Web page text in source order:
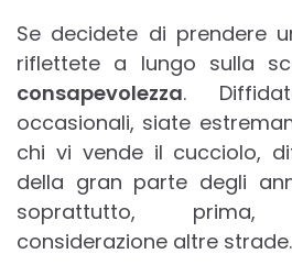
Se decidete di prendere
riflettete a lungo sulla
consapevolezza.
occasionali, siate
chi vi vende il cucciolo,
della gran parte degli
soprattutto,
considerazione altre strade.